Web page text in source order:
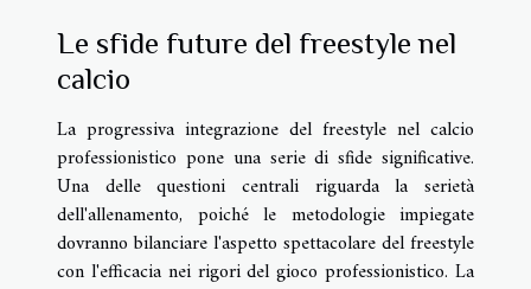
Le sfide future del freestyle nel
calcio
La progressiva integrazione del freestyle nel calcio
professionistico pone una serie di sfide significative.
Una delle questioni centrali riguarda la serietà
dell'allenamento, poiché le metodologie impiegate
dovranno bilanciare l'aspetto spettacolare del freestyle
con l'efficacia nei rigori del gioco professionistico. La